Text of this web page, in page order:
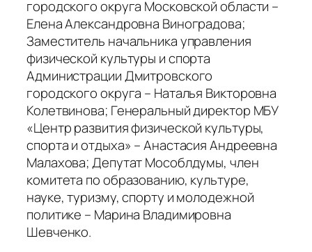
городского округа Московской области –
Елена Александровна Виноградова;
Заместитель начальника управления
физической культуры и спорта
Администрации Дмитровского
городского округа – Наталья Викторовна
Колетвинова; Генеральный директор МБУ
«Центр развития физической культуры,
спорта и отдыха» – Анастасия Андреевна
Малахова; Депутат Мособлдумы, член
комитета по образованию, культуре,
науке, туризму, спорту и молодежной
политике – Марина Владимировна
Шевченко.